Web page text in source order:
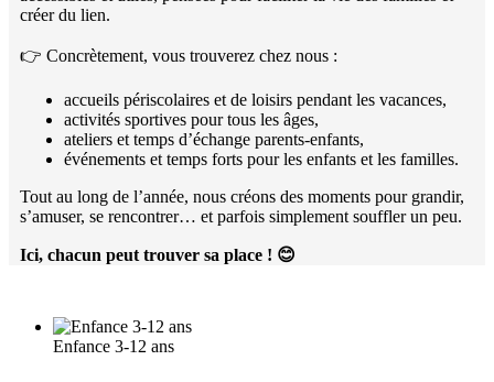
créer du lien.
👉 Concrètement, vous trouverez chez nous :
accueils périscolaires et de loisirs pendant les vacances,
activités sportives pour tous les âges,
ateliers et temps d’échange parents-enfants,
événements et temps forts pour les enfants et les familles.
Tout au long de l’année, nous créons des moments pour grandir,
s’amuser, se rencontrer… et parfois simplement souffler un peu.
Ici, chacun peut trouver sa place ! 😊
Enfance 3-12 ans